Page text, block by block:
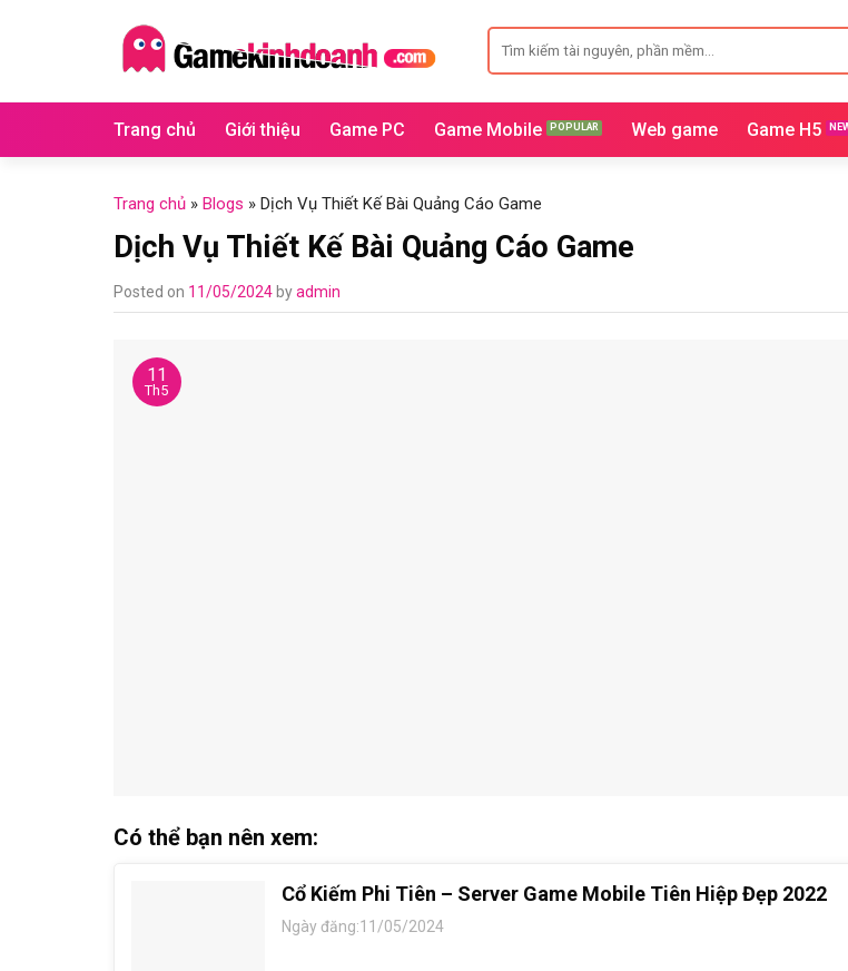
kiếm:
Trang chủ Giới thiệu Game PC Game Mobile Web game Game H5
Trang chủ » Blogs » Dịch Vụ Thiết Kế Bài Quảng Cáo Game
Dịch Vụ Thiết Kế Bài Quảng Cáo Game
Posted on 11/05/2024byadmin
11
Th5
Có thể bạn nên xem:
Cổ Kiếm Phi Tiên – Server Game Mobile Tiên Hiệp Đẹp 2022
Ngày đăng:11/05/2024